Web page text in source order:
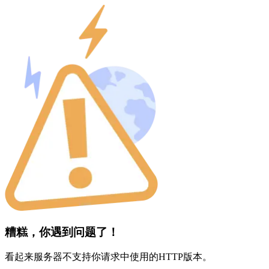
糟糕，你遇到问题了！
看起来服务器不支持你请求中使用的HTTP版本。